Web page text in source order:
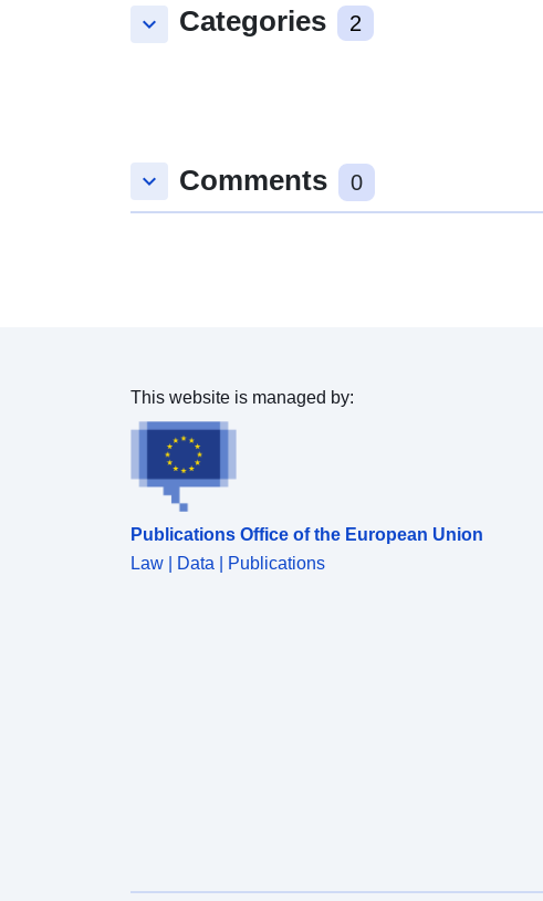
keyboard_arrow_down Categories 2
keyboard_arrow_down Comments 0
This website is managed by:
Publications Office of the European Union
Law | Data | Publications